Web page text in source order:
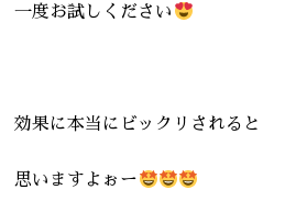
一度お試しください
効果に本当にビックリされると
思いますよぉー